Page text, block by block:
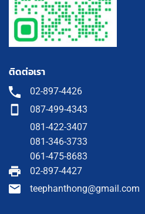
ติดต่อเรา
02-897-4426
087-499-4343
081-422-3407
081-346-3733
061-475-8683
02-897-4427
teephanthong@gmail.com